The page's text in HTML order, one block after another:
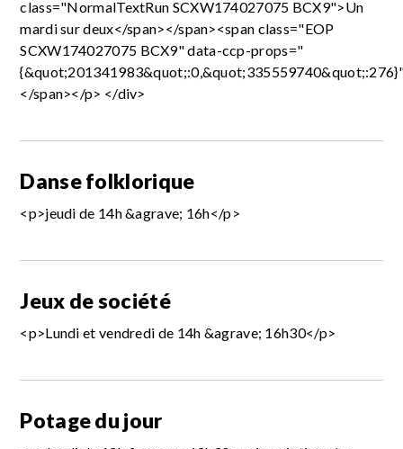
class="NormalTextRun SCXW174027075 BCX9">Un
mardi sur deux</span></span><span class="EOP
SCXW174027075 BCX9" data-ccp-props="
</span></p> </div>
Danse folklorique
<p>jeudi de 14h &agrave; 16h</p>
Jeux de société
<p>Lundi et vendredi de 14h &agrave; 16h30</p>
Potage du jour